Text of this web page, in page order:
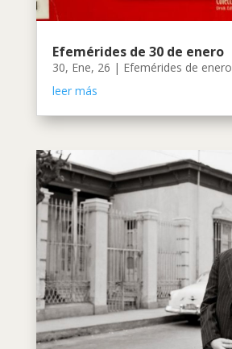
Efemérides de 30 de enero
30, Ene, 26 | Efemérides de enero
leer más